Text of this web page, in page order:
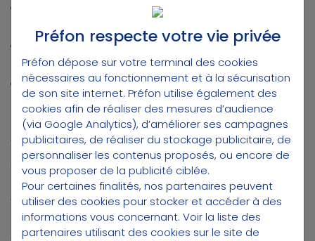
vous pouvez utiliser vos droits sous forme de
rente viagère,
de capital, en une seule fois ou de manière
fractionnée,
et à à la carte, selon vos besoins et vos
projets.
Votre épargne non encore liquidée continue
d’être revalorisée, et vous pouvez à tout
moment simuler vos choix de sortie depuis
votre espace client.
Avec Préfon-Retraite, vous pilotez votre
Préfon respecte votre vie privée
Préfon dépose sur votre terminal des cookies
nécessaires au fonctionnement et à la sécurisation
de son site internet. Préfon utilise également des
cookies afin de réaliser des mesures d’audience
(via Google Analytics), d’améliorer ses campagnes
publicitaires, de réaliser du stockage publicitaire, de
personnaliser les contenus proposés, ou encore de
vous proposer de la publicité ciblée.
Pour certaines finalités, nos partenaires peuvent
utiliser des cookies pour stocker et accéder à des
informations vous concernant. Voir la liste des
partenaires utilisant des cookies sur le site de